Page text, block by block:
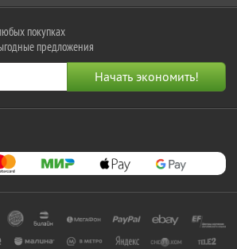
покупках
предложения